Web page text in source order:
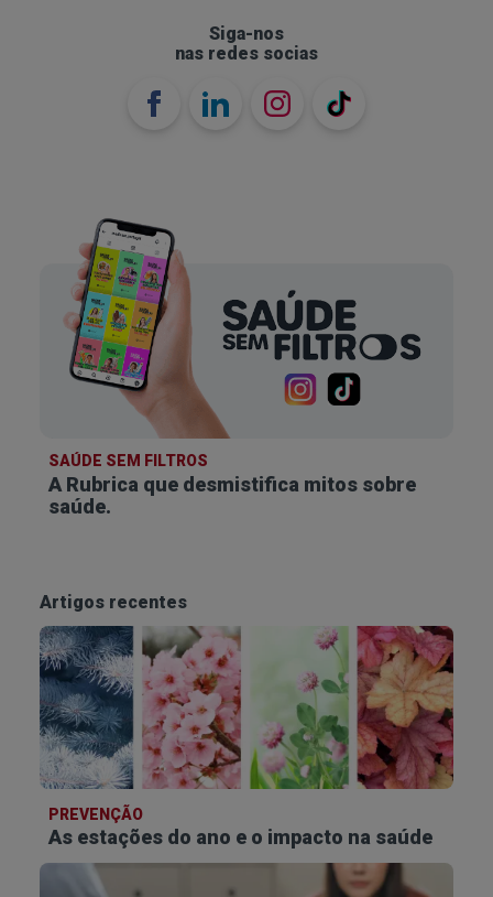
Siga-nos
nas redes socias
SAÚDE SEM FILTROS
A Rubrica que desmistifica mitos sobre
saúde.
Artigos recentes
PREVENÇÃO
As estações do ano e o impacto na saúde